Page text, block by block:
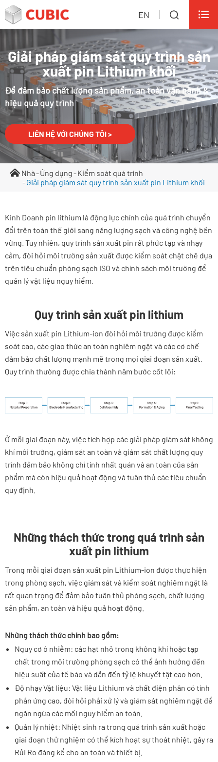
EN  
Giải pháp giám sát quy trình sản
xuất pin Lithium khối
Để đảm bảo chất lượng sản phẩm, an toàn vận hành &
hiệu quả quy trình
LIÊN HỆ VỚI CHÚNG TÔI >
Nhà Ứng dụng
Kiểm soát quá trình
Giải pháp giám sát quy trình sản xuất pin Lithium khối
Kinh Doanh pin lithium là động lực chính của quá trình chuyển
đổi trên toàn thế giới sang năng lượng sạch và công nghệ bền
vững. Tuy nhiên, quy trình sản xuất pin rất phức tạp và nhạy
cảm, đòi hỏi môi trường sản xuất được kiểm soát chặt chẽ dựa
trên tiêu chuẩn phòng sạch ISO và chính sách môi trường để
quản lý vật liệu nguy hiểm.
Quy trình sản xuất pin lithium
Việc sản xuất pin Lithium-ion đòi hỏi môi trường được kiểm
soát cao, các giao thức an toàn nghiêm ngặt và các cơ chế
đảm bảo chất lượng mạnh mẽ trong mọi giai đoạn sản xuất.
Quy trình thường được chia thành năm bước cốt lõi:
Ở mỗi giai đoạn này, việc tích hợp các giải pháp giám sát không
khí môi trường, giám sát an toàn và giám sát chất lượng quy
trình đảm bảo không chỉ tính nhất quán và an toàn của sản
phẩm mà còn hiệu quả hoạt động và tuân thủ các tiêu chuẩn
quy định.
Những thách thức trong quá trình sản
xuất pin lithium
Trong mỗi giai đoạn sản xuất pin Lithium-ion được thực hiện
trong phòng sạch, việc giám sát và kiểm soát nghiêm ngặt là
rất quan trọng để đảm bảo tuân thủ phòng sạch, chất lượng
sản phẩm, an toàn và hiệu quả hoạt động.
Những thách thức chính bao gồm:
Nguy cơ ô nhiễm: các hạt nhỏ trong không khí hoặc tạp
chất trong môi trường phòng sạch có thể ảnh hưởng đến
hiệu suất của tế bào và dẫn đến tỷ lệ khuyết tật cao hơn.
Độ nhạy Vật liệu: Vật liệu Lithium và chất điện phân có tính
phản ứng cao, đòi hỏi phải xử lý và giám sát nghiêm ngặt để
ngăn ngừa các mối nguy hiểm an toàn.
Quản lý nhiệt: Nhiệt sinh ra trong quá trình sản xuất hoặc
giai đoạn thử nghiệm có thể kích hoạt sự thoát nhiệt, gây ra
Rủi Ro đáng kể cho an toàn và thiết bị.